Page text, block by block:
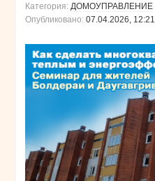
Категория: ДОМОУПРАВЛЕНИЕ
Опубликовано: 07.04.2026, 12:21